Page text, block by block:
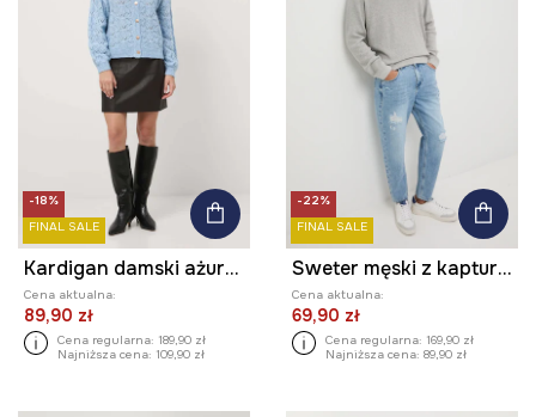
-18%
FINAL SALE
Kardigan damski ażurowy z domieszką wełny
Cena aktualna:
89,90 zł
Cena regularna: 189,90 zł
Najniższa cena: 109,90 zł
-22%
FINAL SALE
Sweter męski z kapturem melanżowy
Cena aktualna:
69,90 zł
Cena regularna: 169,90 zł
Najniższa cena: 89,90 zł